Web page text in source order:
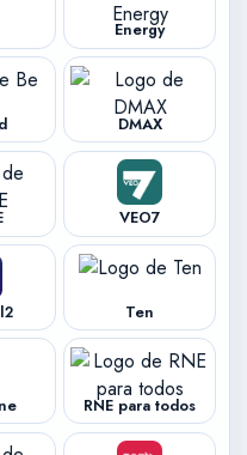
Energy
DMAX
VEO7
Ten
RNE para todos